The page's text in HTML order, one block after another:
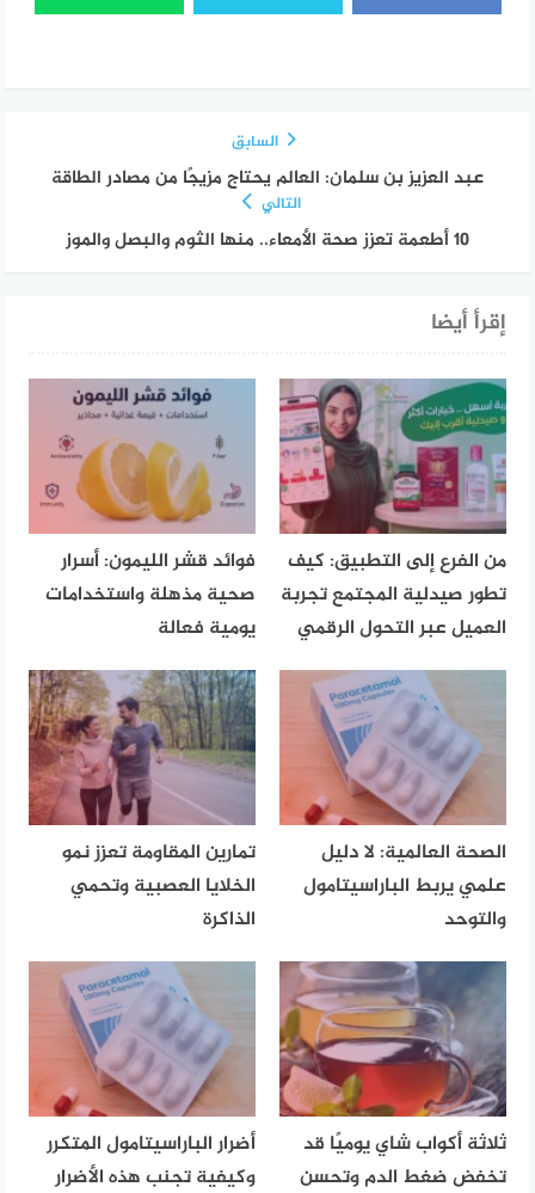
السابق
عبد العزيز بن سلمان: العالم يحتاج مزيجًا من مصادر الطاقة
التالي
10 أطعمة تعزز صحة الأمعاء.. منها الثوم والبصل والموز
إقرأ أيضا
من الفرع إلى التطبيق: كيف
تطور صيدلية المجتمع تجربة
العميل عبر التحول الرقمي
فوائد قشر الليمون: أسرار
صحية مذهلة واستخدامات
يومية فعالة
الصحة العالمية: لا دليل
علمي يربط الباراسيتامول
والتوحد
تمارين المقاومة تعزز نمو
الخلايا العصبية وتحمي
الذاكرة
ثلاثة أكواب شاي يوميًا قد
تخفض ضغط الدم وتحسن
أضرار الباراسيتامول المتكرر
وكيفية تجنب هذه الأضرار